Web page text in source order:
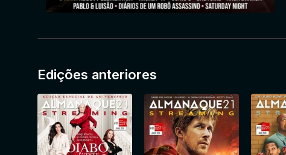
Edições anteriores